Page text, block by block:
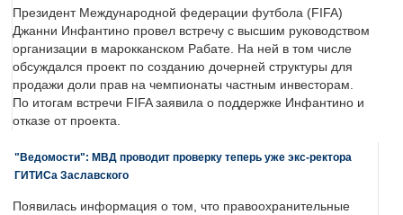
Президент Международной федерации футбола (FIFA)
Джанни Инфантино провел встречу с высшим руководством
организации в марокканском Рабате. На ней в том числе
обсуждался проект по созданию дочерней структуры для
продажи доли прав на чемпионаты частным инвесторам.
По итогам встречи FIFA заявила о поддержке Инфантино и
отказе от проекта.
"Ведомости": МВД проводит проверку теперь уже экс-ректора
ГИТИСа Заславского
Появилась информация о том, что правоохранительные